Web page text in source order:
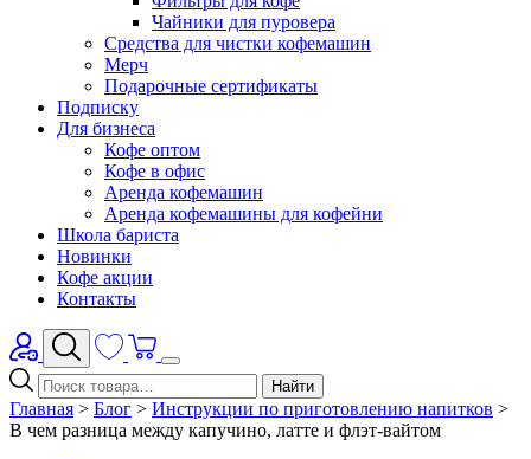
Чайники для пуровера
Средства для чистки кофемашин
Мерч
Подарочные сертификаты
Подписку
Для бизнеса
Кофе оптом
Кофе в офис
Аренда кофемашин
Аренда кофемашины для кофейни
Школа бариста
Новинки
Кофе акции
Контакты
Найти
Главная > Блог > Инструкции по приготовлению напитков >
В чем разница между капучино, латте и флэт-вайтом